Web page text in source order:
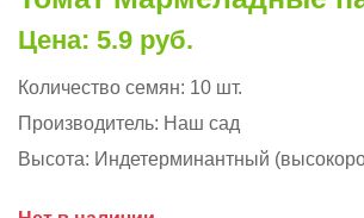
Цена: 5.9 руб.
Количество семян: 10 шт.
Производитель: Наш сад
Высота: Индетерминантный